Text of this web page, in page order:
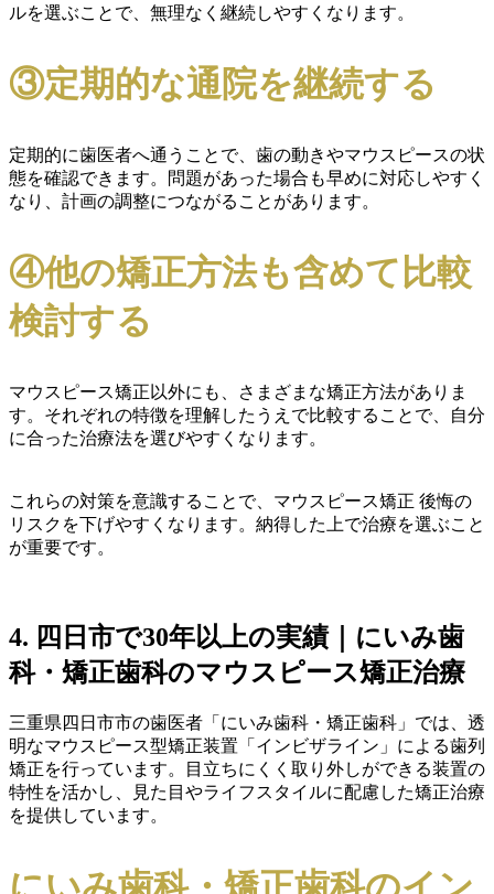
ルを選ぶことで、無理なく継続しやすくなります。
③定期的な通院を継続する
定期的に歯医者へ通うことで、歯の動きやマウスピースの状
態を確認できます。問題があった場合も早めに対応しやすく
なり、計画の調整につながることがあります。
④他の矯正方法も含めて比較
検討する
マウスピース矯正以外にも、さまざまな矯正方法がありま
す。それぞれの特徴を理解したうえで比較することで、自分
に合った治療法を選びやすくなります。
これらの対策を意識することで、マウスピース矯正 後悔の
リスクを下げやすくなります。納得した上で治療を選ぶこと
が重要です。
4. 四日市で30年以上の実績｜にいみ歯
科・矯正歯科のマウスピース矯正治療
三重県四日市市の歯医者「にいみ歯科・矯正歯科」では、透
明なマウスピース型矯正装置「インビザライン」による歯列
矯正を行っています。目立ちにくく取り外しができる装置の
特性を活かし、見た目やライフスタイルに配慮した矯正治療
を提供しています。
にいみ歯科・矯正歯科のイン